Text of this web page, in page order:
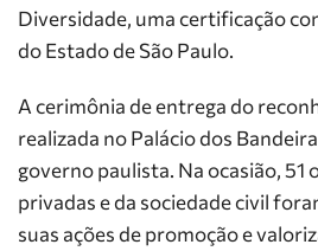
Diversidade, uma certificação
do Estado de São Paulo.
A cerimônia de entrega do
realizada no Palácio dos
governo paulista. Na ocasião, 51
privadas e da sociedade civil
suas ações de promoção e